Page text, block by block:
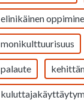
elinikäinen
monikulttuurisuus
palaute